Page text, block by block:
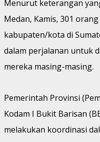
Menurut keterangan
Medan, Kamis, 301
kabupaten/kota di
dalam perjalanan untuk
mereka masing-masing.
Pemerintah Provinsi
Kodam I Bukit Barisan
melakukan koordinasi